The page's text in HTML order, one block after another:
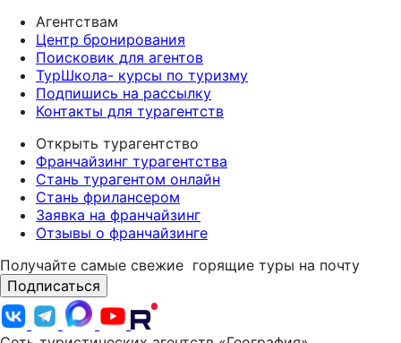
Агентствам
Центр бронирования
Поисковик для агентов
ТурШкола- курсы по туризму
Подпишись на рассылку
Контакты для турагентств
Открыть турагентство
Франчайзинг турагентства
Стань турагентом онлайн
Стань фрилансером
Заявка на франчайзинг
Отзывы о франчайзинге
Получайте самые свежие горящие туры на почту
Подписаться